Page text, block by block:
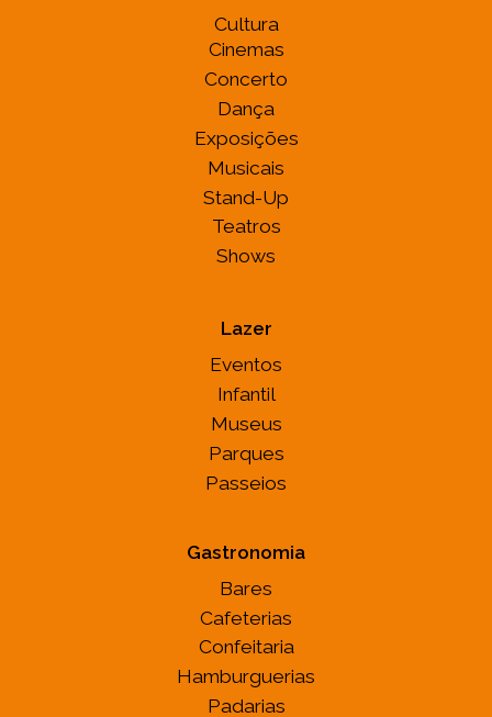
Cultura
Cinemas
Concerto
Dança
Exposições
Musicais
Stand-Up
Teatros
Shows
Lazer
Eventos
Infantil
Museus
Parques
Passeios
Gastronomia
Bares
Cafeterias
Confeitaria
Hamburguerias
Padarias